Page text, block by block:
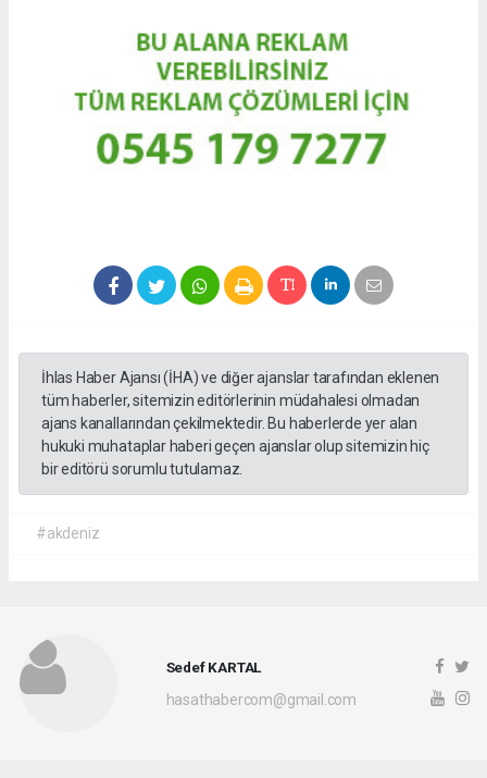
İhlas Haber Ajansı (İHA) ve diğer ajanslar tarafından eklenen
tüm haberler, sitemizin editörlerinin müdahalesi olmadan
ajans kanallarından çekilmektedir. Bu haberlerde yer alan
hukuki muhataplar haberi geçen ajanslar olup sitemizin hiç
bir editörü sorumlu tutulamaz.
#akdeniz
Sedef KARTAL
hasathabercom@gmail.com